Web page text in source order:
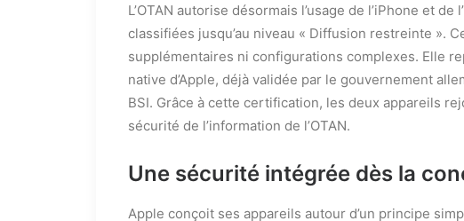
L’OTAN autorise désormais l’usage de l’iPhone et
classifiées jusqu’au niveau « Diffusion restreinte ».
supplémentaires ni configurations complexes. Elle
native d’Apple, déjà validée par le gouvernement
BSI. Grâce à cette certification, les deux appareils
sécurité de l’information de l’OTAN.
Une sécurité intégrée dès la
Apple conçoit ses appareils autour d’un principe